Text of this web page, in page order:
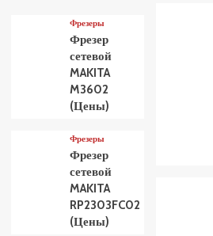
Фрезеры
Фрезер
сетевой
MAKITA
M3602
(Цены)
Фрезеры
Фрезер
сетевой
MAKITA
RP2303FC02
(Цены)